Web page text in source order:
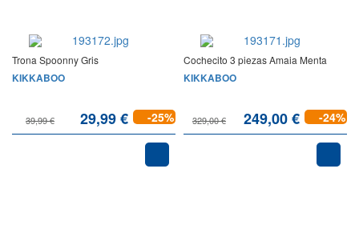
Trona Spoonny Gris
KIKKABOO
39,99 € 29,99 € -25%
Cochecito 3 piezas Amaia Menta
KIKKABOO
329,00 € 249,00 € -24%